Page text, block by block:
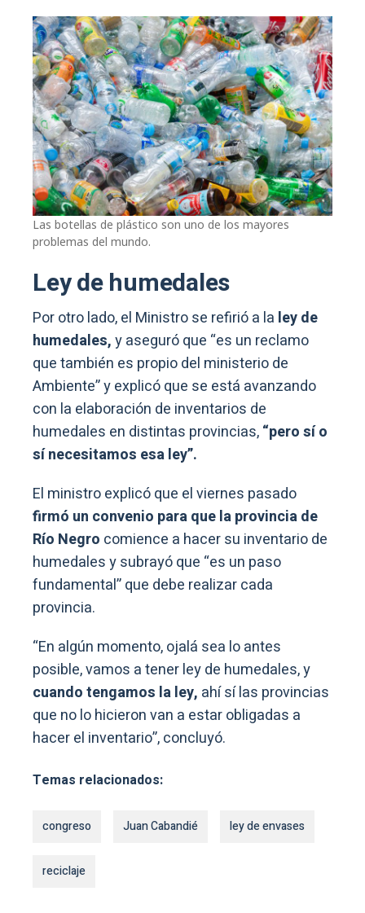
Las botellas de plástico son uno de los mayores
problemas del mundo.
Ley de humedales
Por otro lado, el Ministro se refirió a la ley de
humedales,y aseguró que “es un reclamo
que también es propio del ministerio de
Ambiente” y explicó que se está avanzando
con la elaboración de inventarios de
humedales en distintas provincias,“pero sí o
sí necesitamos esa ley”.
El ministro explicó que el viernes pasado
firmó un convenio para que la provincia de
Río Negro comience a hacer su inventario de
humedales y subrayó que “es un paso
fundamental” que debe realizar cada
provincia.
“En algún momento, ojalá sea lo antes
posible, vamos a tener ley de humedales, y
cuando tengamos la ley, ahí sí las provincias
que no lo hicieron van a estar obligadas a
hacer el inventario”, concluyó.
Temas relacionados:
congreso Juan Cabandié ley de envases
reciclaje